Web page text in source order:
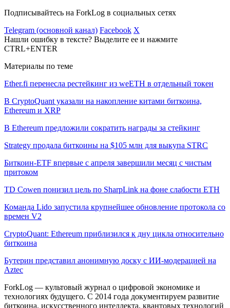
Подписывайтесь на ForkLog в социальных сетях
Telegram (основной канал) Facebook X
Нашли ошибку в тексте? Выделите ее и нажмите
CTRL+ENTER
Материалы по теме
Ether.fi перенесла рестейкинг из weETH в отдельный токен
В CryptoQuant указали на накопление китами биткоина,
Ethereum и XRP
В Ethereum предложили сократить награды за стейкинг
Strategy продала биткоины на $105 млн для выкупа STRC
Биткоин-ETF впервые с апреля завершили месяц с чистым
притоком
TD Cowen понизил цель по SharpLink на фоне слабости ETH
Команда Lido запустила крупнейшее обновление протокола со
времен V2
CryptoQuant: Ethereum приблизился к дну цикла относительно
биткоина
Бутерин представил анонимную доску с ИИ-модерацией на
Aztec
ForkLog — культовый журнал о цифровой экономике и
технологиях будущего. С 2014 года документируем развитие
биткоина, искусственного интеллекта, квантовых технологий